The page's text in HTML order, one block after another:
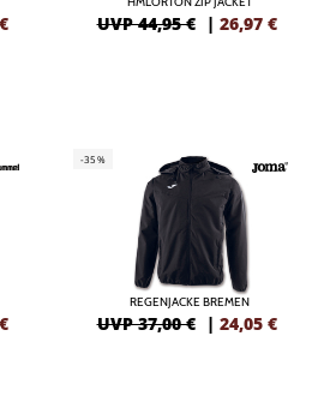
€ UVP 44,95 € | 26,97 €
€
-35%
REGENJACKE BREMEN
UVP 37,00 € | 24,05 €